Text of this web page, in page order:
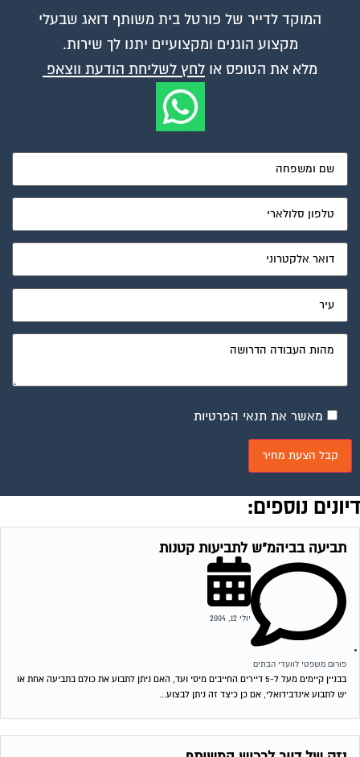
המוקד לדייר של פורטל בית משותף דואג שבעלי
מקצוע הוגנים ומקצועיים יתנו לך שירות.
מלא את הטופס אולחץ לשליחת הודעת ווצאפ
מאשר את תנאי הפרטיות
נוספים:
תביעה בביהמ"ש לתביעות קטנות
פורום משפטי לוועדי הבתים
יולי 12, 2004
בבניין קיימים מעל ל-5 דיירים החייבים מיסי ועד, האם ניתן לתבוע את כולם בתביעה אחת או
יש לתבוע אינדבידואלי, אם כן כיצד זה ניתן לבצוע...